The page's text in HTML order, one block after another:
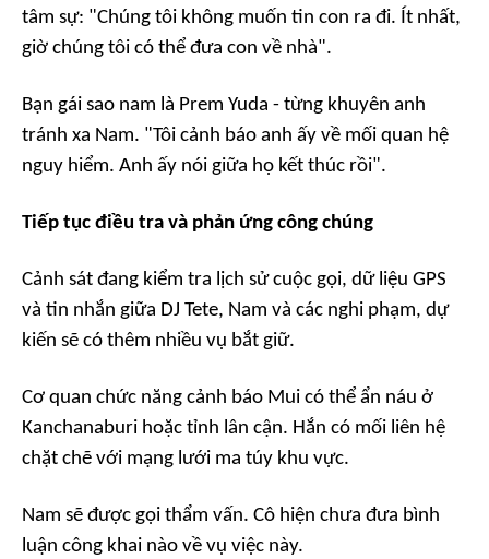
tâm sự: "Chúng tôi không muốn tin con ra đi. Ít nhất,
giờ chúng tôi có thể đưa con về nhà".
Bạn gái sao nam là Prem Yuda - từng khuyên anh
tránh xa Nam. "Tôi cảnh báo anh ấy về mối quan hệ
nguy hiểm. Anh ấy nói giữa họ kết thúc rồi".
Tiếp tục điều tra và phản ứng công chúng
Cảnh sát đang kiểm tra lịch sử cuộc gọi, dữ liệu GPS
và tin nhắn giữa DJ Tete, Nam và các nghi phạm, dự
kiến sẽ có thêm nhiều vụ bắt giữ.
Cơ quan chức năng cảnh báo Mui có thể ẩn náu ở
Kanchanaburi hoặc tỉnh lân cận. Hắn có mối liên hệ
chặt chẽ với mạng lưới ma túy khu vực.
Nam sẽ được gọi thẩm vấn. Cô hiện chưa đưa bình
luận công khai nào về vụ việc này.